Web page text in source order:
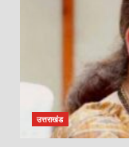
उत्तराखंड